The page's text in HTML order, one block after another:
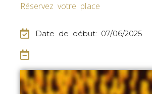
Réservez votre place
Date de début: 07/06/2025